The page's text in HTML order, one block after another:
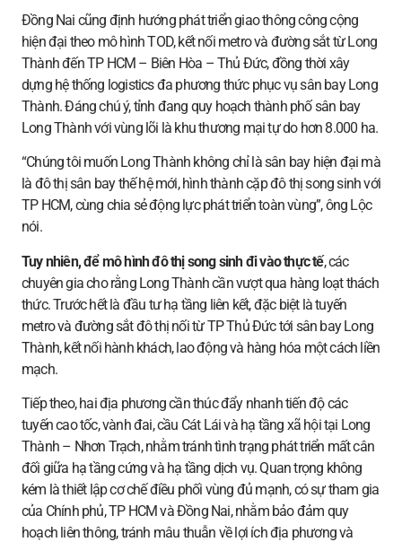
Đồng Nai cũng định hướng phát triển giao thông công cộng
hiện đại theo mô hình TOD, kết nối metro và đường sắt từ Long
Thành đến TP HCM – Biên Hòa – Thủ Đức, đồng thời xây
dựng hệ thống logistics đa phương thức phục vụ sân bay Long
Thành. Đáng chú ý, tỉnh đang quy hoạch thành phố sân bay
Long Thành với vùng lõi là khu thương mại tự do hơn 8.000 ha.
“Chúng tôi muốn Long Thành không chỉ là sân bay hiện đại mà
là đô thị sân bay thế hệ mới, hình thành cặp đô thị song sinh với
TP HCM, cùng chia sẻ động lực phát triển toàn vùng”, ông Lộc
nói.
Tuy nhiên, để mô hình đô thị song sinh đi vào thực tế, các
chuyên gia cho rằng Long Thành cần vượt qua hàng loạt thách
thức. Trước hết là đầu tư hạ tầng liên kết, đặc biệt là tuyến
metro và đường sắt đô thị nối từ TP Thủ Đức tới sân bay Long
Thành, kết nối hành khách, lao động và hàng hóa một cách liền
mạch.
Tiếp theo, hai địa phương cần thúc đẩy nhanh tiến độ các
tuyến cao tốc, vành đai, cầu Cát Lái và hạ tầng xã hội tại Long
Thành – Nhơn Trạch, nhằm tránh tình trạng phát triển mất cân
đối giữa hạ tầng cứng và hạ tầng dịch vụ. Quan trọng không
kém là thiết lập cơ chế điều phối vùng đủ mạnh, có sự tham gia
của Chính phủ, TP HCM và Đồng Nai, nhằm bảo đảm quy
hoạch liên thông, tránh mâu thuẫn về lợi ích địa phương và